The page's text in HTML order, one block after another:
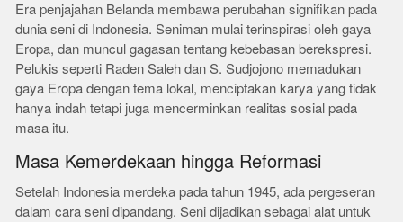
Era penjajahan Belanda membawa perubahan signifikan pada
dunia seni di Indonesia. Seniman mulai terinspirasi oleh gaya
Eropa, dan muncul gagasan tentang kebebasan berekspresi.
Pelukis seperti Raden Saleh dan S. Sudjojono memadukan
gaya Eropa dengan tema lokal, menciptakan karya yang tidak
hanya indah tetapi juga mencerminkan realitas sosial pada
masa itu.
Masa Kemerdekaan hingga Reformasi
Setelah Indonesia merdeka pada tahun 1945, ada pergeseran
dalam cara seni dipandang. Seni dijadikan sebagai alat untuk